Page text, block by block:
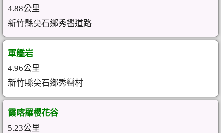
4.88公里
新竹縣尖石鄉秀巒道路
軍艦岩
4.96公里
新竹縣尖石鄉秀巒村
霞喀羅櫻花谷
5.23公里